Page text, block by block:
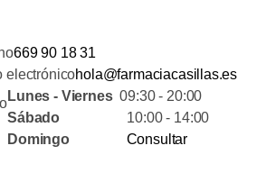
669 90 18 31
hola@farmaciacasillas.es
Lunes - Viernes09:30 - 20:00
Sábado 10:00 - 14:00
Domingo
Consultar